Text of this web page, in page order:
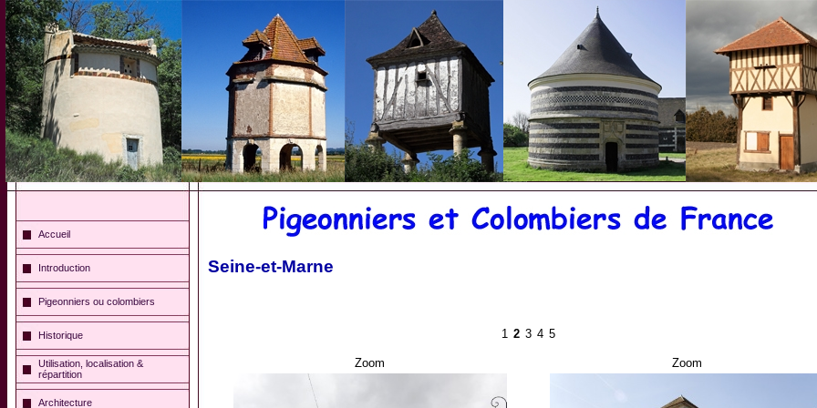
Accueil
Introduction
Pigeonniers ou colombiers
Historique
Utilisation, localisation &
répartition
Architecture
1 2 3 4 5
Zoom Zoom
Seine-et-Marne